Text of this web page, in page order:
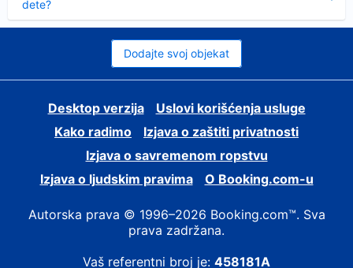
dete?
Dodajte svoj objekat
Desktop verzija
Uslovi korišćenja usluge
Kako radimo
Izjava o zaštiti privatnosti
Izjava o savremenom ropstvu
Izjava o ljudskim pravima
О Booking.com-u
Autorska prava © 1996–2026 Booking.com™. Sva
prava zadržana.
Vaš referentni broj je: 458181A